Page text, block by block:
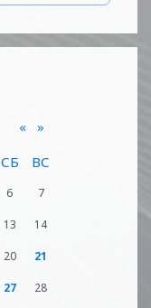
«
»
СБ ВС
6 7
13 14
20 21
27 28